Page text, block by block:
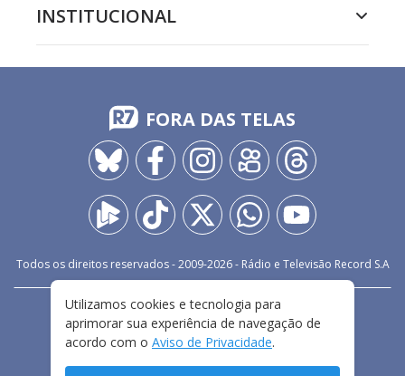
INSTITUCIONAL
FORA DAS TELAS
Todos os direitos reservados - 2009-2026- Rádio e Televisão Record S.A
FALE CONOSCO
PRIVACIDADE
TERMOS E CONDIÇÕES DE USO
Utilizamos cookies e tecnologia para
aprimorar sua experiência de navegação de
acordo com o Aviso de Privacidade.